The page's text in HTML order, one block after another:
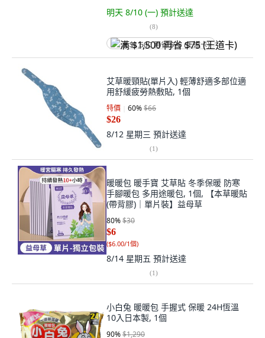
明天 8/10 (一) 預計送達
(8)
满 $1,500 再省 $75 (王道卡)
艾草暖頸貼(單片入) 輕薄舒適多部位適
用舒緩疲勞熱敷貼, 1個
特價 60%$66
$26
8/12 星期三 預計送達
(1)
暖暖包 暖手寶 艾草貼 冬季保暖 防寒
手腳暖包 多用途暖包, 1個, 【本草暖貼
(帶背膠)｜單片裝】益母草
80%$30
$6
($6.00/1個)
8/14 星期五 預計送達
(1)
小白兔 暖暖包 手握式 保暖 24H恆溫
10入日本製, 1個
90%$1,290